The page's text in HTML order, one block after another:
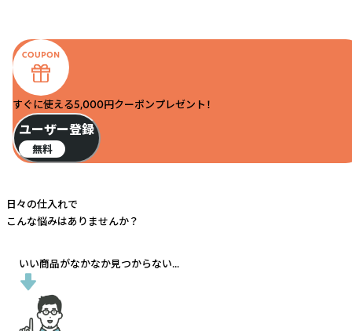
すぐに使える5,000円クーポンプレゼント！
ユーザー登録
無料
日々の仕入れで
こんな悩みはありませんか？
いい商品がなかなか見つからない...